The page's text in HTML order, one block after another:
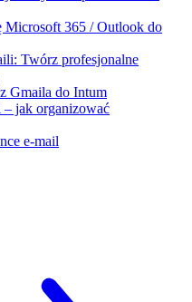
Microsoft 365 / Outlook do
Twórz profesjonalne
Gmaila do Intum
jak organizować
e-mail